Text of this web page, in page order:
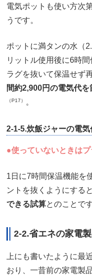
電気ポットも使い方次
うです。
ポットに満タンの水（
リットル使用後に6時
ラグを抜いて保温せず
間約2,900円の電気代
（P17） 。
2-1-5.炊飯ジャーの電
●使っていないときはプ
1日に7時間保温機能を
ントを抜くようにすると
できる試算とのことで
2-2.省エネの家電
上にも書いたように最
おり、一昔前の家電製